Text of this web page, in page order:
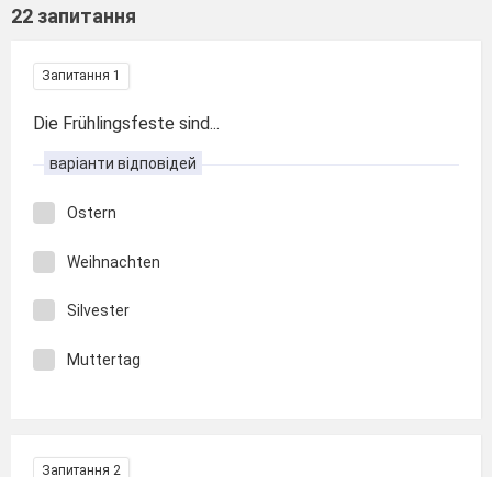
22 запитання
Запитання 1
Die Frühlingsfeste sind...
варіанти відповідей
Ostern
Weihnachten
Silvester
Muttertag
Запитання 2